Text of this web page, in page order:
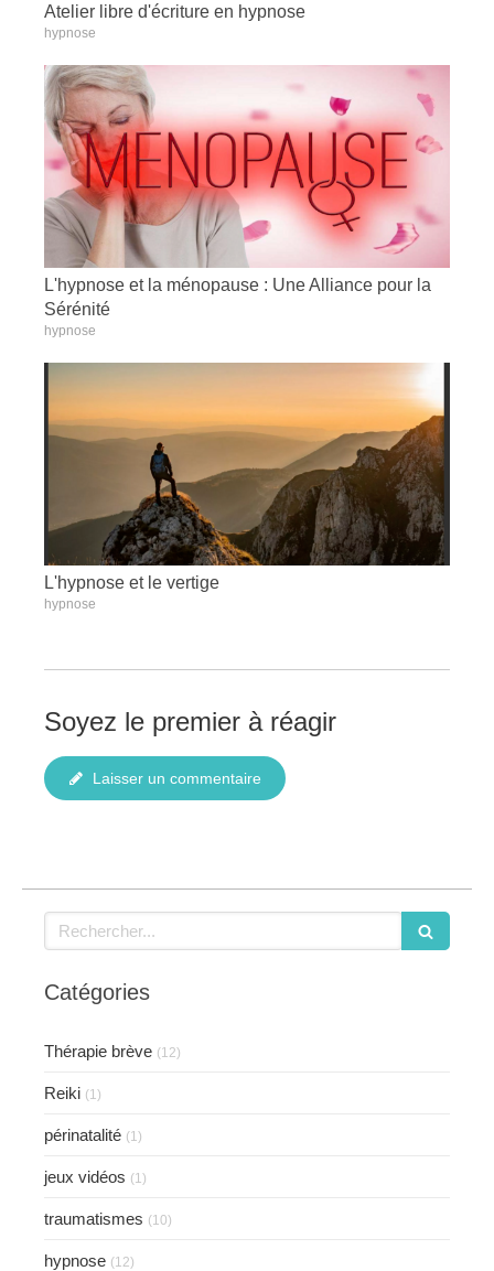
Atelier libre d'écriture en hypnose
hypnose
L'hypnose et la ménopause : Une Alliance pour la
Sérénité
hypnose
L'hypnose et le vertige
hypnose
Soyez le premier à réagir
Laisser un commentaire
Rechercher
Catégories
Thérapie brève (12)
Reiki (1)
périnatalité (1)
jeux vidéos (1)
traumatismes (10)
hypnose (12)